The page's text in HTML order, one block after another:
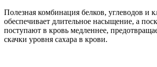
Полезная комбинация белков, углеводов и
обеспечивает длительное насыщение, а
поступают в кровь медленнее,
скачки уровня сахара в крови.